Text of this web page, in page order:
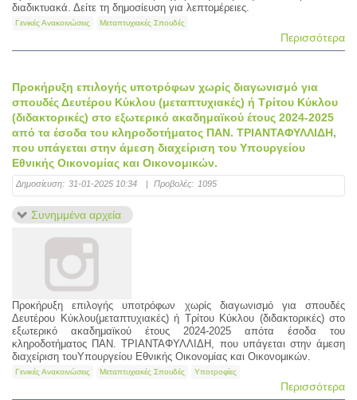
διαδικτυακά. Δείτε τη δημοσίευση για λεπτομέρειες.
Γενικές Ανακοινώσεις Μεταπτυχιακές Σπουδές
Περισσότερα
Προκήρυξη επιλογής υποτρόφων χωρίς διαγωνισμό για
σπουδές Δευτέρου Κύκλου (μεταπτυχιακές) ή Τρίτου Κύκλου
(διδακτορικές) στο εξωτερικό ακαδημαϊκού έτους 2024-2025
από τα έσοδα του κληροδοτήματος ΠΑΝ. ΤΡΙΑΝΤΑΦΥΛΛΙΔΗ,
που υπάγεται στην άμεση διαχείριση του Υπουργείου
Εθνικής Οικονομίας και Οικονομικών.
Δημοσίευση: 31-01-2025 10:34 | Προβολές: 1095
Συνημμένα αρχεία
Προκήρυξη επιλογής υποτρόφων χωρίς διαγωνισμό για σπουδές
Δευτέρου Κύκλου(μεταπτυχιακές) ή Τρίτου Κύκλου (διδακτορικές) στο
εξωτερικό ακαδημαϊκού έτους 2024-2025 απότα έσοδα του
κληροδοτήματος ΠΑΝ. ΤΡΙΑΝΤΑΦΥΛΛΙΔΗ, που υπάγεται στην άμεση
διαχείριση τουΥπουργείου Εθνικής Οικονομίας και Οικονομικών.
Γενικές Ανακοινώσεις Μεταπτυχιακές Σπουδές Υποτροφίες
Περισσότερα